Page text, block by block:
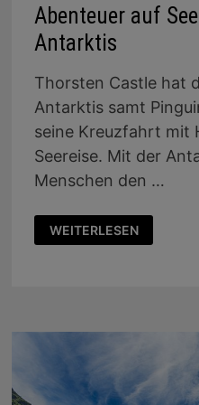
Abenteuer auf
Antarktis
Thorsten Castle hat
Antarktis samt
seine Kreuzfahrt mit
Seereise. Mit der
Menschen den …
ABENTEUER
AUF
SEE:
WEITERLESEN